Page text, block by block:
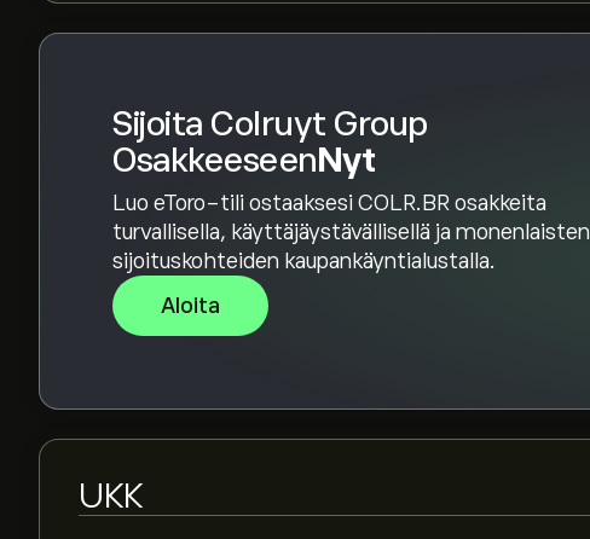
Sijoita Colruyt Group
OsakkeeseenNyt
Luo eToro-tili ostaaksesi COLR.BR osakkeita
turvallisella, käyttäjäystävällisellä ja monenlaisten
sijoituskohteiden kaupankäyntialustalla.
Aloita
UKK